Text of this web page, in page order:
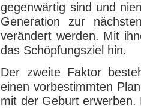
gegenwärtig sind und
Generation zur
verändert werden. Mit
das Schöpfungsziel hin.
Der zweite Faktor
einen vorbestimmten
mit der Geburt